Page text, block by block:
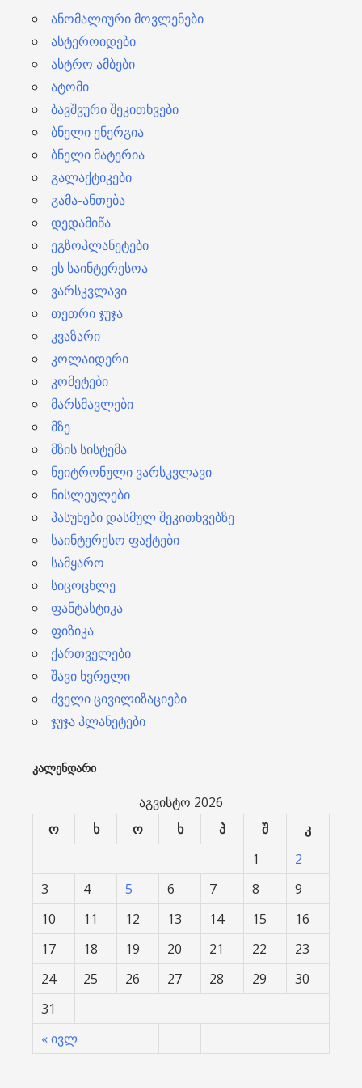
ანომალიური მოვლენები
ასტეროიდები
ასტრო ამბები
ატომი
ბავშვური შეკითხვები
ბნელი ენერგია
ბნელი მატერია
გალაქტიკები
გამა-ანთება
დედამიწა
ეგზოპლანეტები
ეს საინტერესოა
ვარსკვლავი
თეთრი ჯუჯა
კვაზარი
კოლაიდერი
კომეტები
მარსმავლები
მზე
მზის სისტემა
ნეიტრონული ვარსკვლავი
ნისლეულები
პასუხები დასმულ შეკითხვებზე
საინტერესო ფაქტები
სამყარო
სიცოცხლე
ფანტასტიკა
ფიზიკა
ქართველები
შავი ხვრელი
ძველი ცივილიზაციები
ჯუჯა პლანეტები
ᲙᲐᲚᲔᲜᲓᲐᲠᲘ
აგვისტო 2026
ო
ხ ო ხ პ შ კ
« ივლ
1
2
3
4 5 6 7 8
9
10
11 12 13 14 15
16
17
18 19 20 21 22
23
24
25 26 27 28 29
30
31